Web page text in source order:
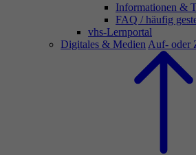
Informationen &
FAQ / häufig
vhs-Lernportal
Digitales & Medien Auf- oder